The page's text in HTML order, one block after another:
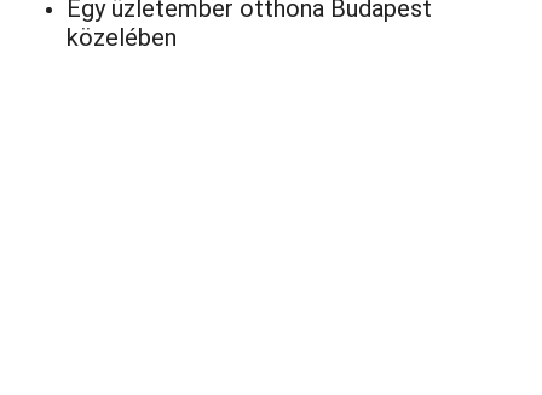
Egy üzletember otthona Budapest
közelében